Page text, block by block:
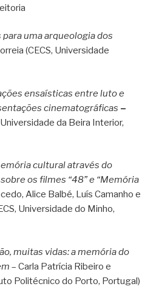
uma arqueologia dos
(CECS, Universidade
ensaísticas entre luto e
cinematográficas –
da Beira Interior,
cultural através do
os filmes “48” e “Memória
Alice Balbé, Luís Camanho e
Universidade do Minho,
muitas vidas: a memória do
– Carla Patrícia Ribeiro e
Politécnico do Porto, Portugal)